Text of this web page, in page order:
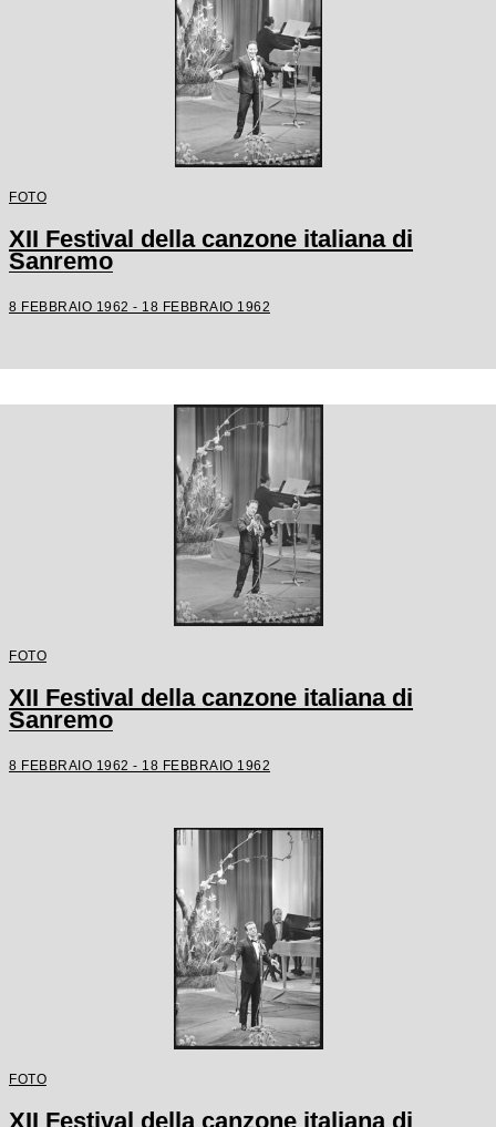
FOTO
XII Festival della canzone italiana di
Sanremo
8 FEBBRAIO 1962 - 18 FEBBRAIO 1962
FOTO
XII Festival della canzone italiana di
Sanremo
8 FEBBRAIO 1962 - 18 FEBBRAIO 1962
FOTO
XII Festival della canzone italiana di